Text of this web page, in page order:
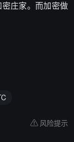
庄家。而加密做
风险提示